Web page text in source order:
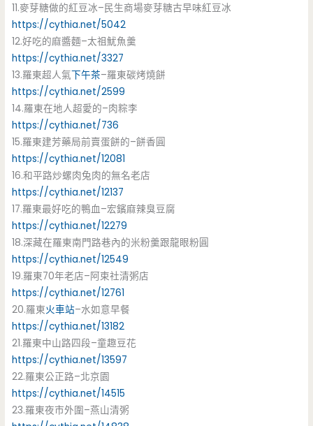
11.麥芽糖做的紅豆冰–民生商場麥芽糖古早味紅豆冰
https://cythia.net/5042
12.好吃的麻醬麵–太祖魷魚羹
https://cythia.net/3327
13.羅東超人氣下午茶–羅東碳烤燒餅
https://cythia.net/2599
14.羅東在地人超愛的–肉粽李
https://cythia.net/736
15.羅東建芳藥局前賣蛋餅的–餅香圓
https://cythia.net/12081
16.和平路炒螺肉兔肉的無名老店
https://cythia.net/12137
17.羅東最好吃的鴨血–宏鑌麻辣臭豆腐
https://cythia.net/12279
18.深藏在羅東南門路巷內的米粉羹跟龍眼粉圓
https://cythia.net/12549
19.羅東70年老店–阿束社清粥店
https://cythia.net/12761
20.羅東火車站–水如意早餐
https://cythia.net/13182
21.羅東中山路四段–童趣豆花
https://cythia.net/13597
22.羅東公正路–北京園
https://cythia.net/14515
23.羅東夜市外圍–燕山清粥